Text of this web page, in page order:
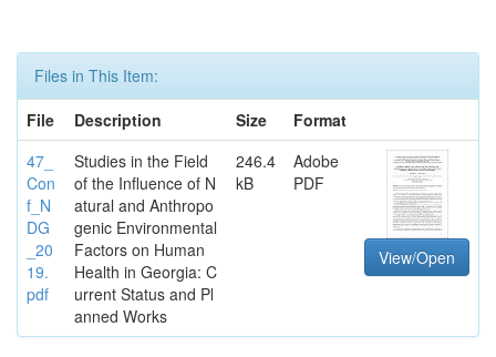
Files in This Item:
File
Description Size
Format
47_
Con
f_N
DG
_20
19.
pdf
Studies in the Field
of the Influence of N
atural and Anthropo
genic Environmental
Factors on Human
Health in Georgia: C
urrent Status and Pl
anned Works
246.4
kB
Adobe
PDF
View/Open